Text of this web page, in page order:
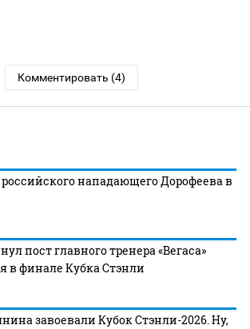
Комментировать (4)
российского нападающего Дорофеева в
пост главного тренера «Вегаса»
в финале Кубка Стэнли
завоевали Кубок Стэнли-2026. Ну,